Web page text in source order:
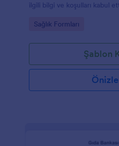
ilgili bilgi ve koşulları kabul
Go to Category:
Sağlık Formları
Şablon